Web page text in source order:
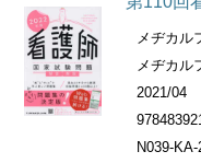
メヂカル
メヂカル
2021/04
N039-